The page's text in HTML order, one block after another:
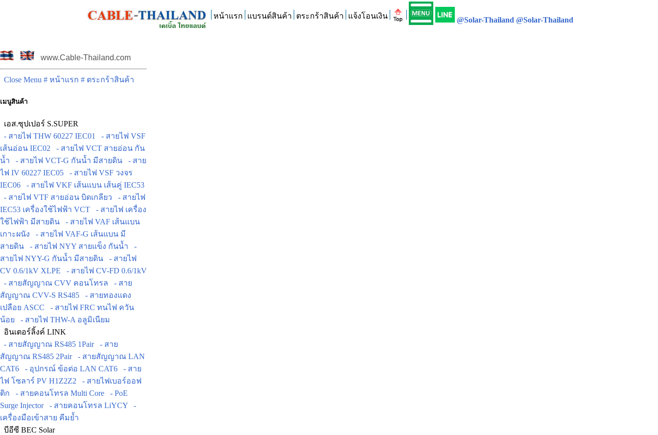
หน้าแรก แบรนด์สินค้า ตระกร้าสินค้า แจ้งโอนเงิน @Solar-Thailand @Solar-Thailand
www.Cable-Thailand.com
Close Menu # หน้าแรก # ตระกร้าสินค้า
เมนูสินค้า
เอส.ซุปเปอร์ S.SUPER
- สายไฟ THW 60227 IEC01
- สายไฟ VSF
เส้นอ่อน IEC02
- สายไฟ VCT สายอ่อน กัน
น้ำ
- สายไฟ VCT-G กันน้ำ มีสายดิน
- สาย
ไฟ IV 60227 IEC05
- สายไฟ VSF วงจร
IEC06
- สายไฟ VKF เส้นแบน เส้นคู่ IEC53
- สายไฟ VTF สายอ่อน บิดเกลียว
- สายไฟ
IEC53 เครื่องใช้ไฟฟ้า VCT
- สายไฟ เครื่อง
ใช้ไฟฟ้า มีสายดิน
- สายไฟ VAF เส้นแบน
เกาะผนัง
- สายไฟ VAF-G เส้นแบน มี
สายดิน
- สายไฟ NYY สายแข็ง กันน้ำ
-
สายไฟ NYY-G กันน้ำ มีสายดิน
- สายไฟ
CV 0.6/1kV XLPE
- สายไฟ CV-FD 0.6/1kV
- สายสัญญาณ CVV คอนโทรล
- สาย
สัญญาณ CVV-S RS485
- สายทองแดง
เปลือย ASCC
- สายไฟ FRC ทนไฟ ควัน
น้อย
- สายไฟ THW-A อลูมิเนียม
อินเตอร์ลิ้งค์ LINK
- สายสัญญาณ RS485 1Pair
- สาย
สัญญาณ RS485 2Pair
- สายสัญญาณ LAN
CAT6
- อุปกรณ์ ข้อต่อ LAN CAT6
- สาย
ไฟ โซลาร์ PV H1Z2Z2
- สายไฟเบอร์ออฟ
ติก
- สายคอนโทรล Multi Core
- PoE
Surge Injector
- สายคอนโทรล LiYCY
-
เครื่องมือเข้าสาย คีมย้ำ
บีอีซี BEC Solar